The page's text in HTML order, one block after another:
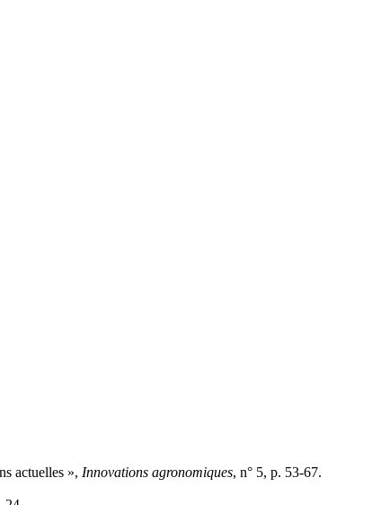
actuelles », Innovations agronomiques, n° 5, p. 53-67.